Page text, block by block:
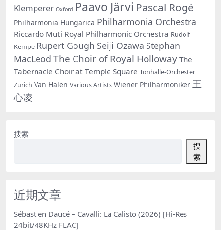
Klemperer Oxford Paavo Järvi Pascal Rogé
Philharmonia Hungarica Philharmonia Orchestra
Riccardo Muti Royal Philharmonic Orchestra Rudolf
Kempe Rupert Gough Seiji Ozawa Stephan
MacLeod The Choir of Royal Holloway The
Tabernacle Choir at Temple Square Tonhalle-Orchester
Zürich Van Halen Various Artists Wiener Philharmoniker 王
心凌
搜索
搜
索
近期文章
Sébastien Daucé – Cavalli: La Calisto (2026) [Hi-Res
24bit/48KHz FLAC]